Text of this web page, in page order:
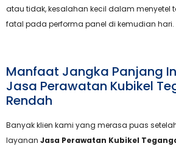
atau tidak, kesalahan kecil dalam menyetel
fatal pada performa panel di kemudian hari.
Manfaat Jangka Panjang
Jasa Perawatan Kubikel
Rendah
Banyak klien kami yang merasa puas
layanan Jasa Perawatan Kubikel